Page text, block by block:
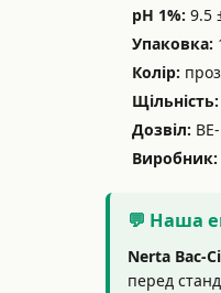
pH 1%: 9.5
Упаковка:
Колір:
Щільність:
Дозвіл:
Виробник:
💬 Наша
Nerta Bac-
перед